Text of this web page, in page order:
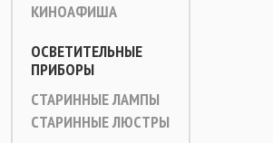
КИНОАФИША
ОСВЕТИТЕЛЬНЫЕ
ПРИБОРЫ
СТАРИННЫЕ ЛАМПЫ
СТАРИННЫЕ ЛЮСТРЫ